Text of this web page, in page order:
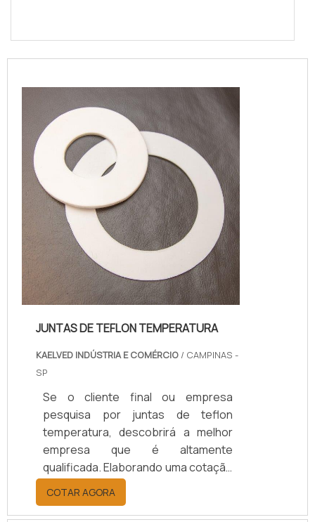
JUNTAS DE TEFLON TEMPERATURA
KAELVED INDÚSTRIA E COMÉRCIO / CAMPINAS -
SP
Se o cliente final ou empresa
pesquisa por juntas de teflon
temperatura, descobrirá a melhor
empresa que é altamente
qualificada. Elaborando uma cotação
por meio da plataforma e
descobrindo a melhor referência do
COTAR AGORA